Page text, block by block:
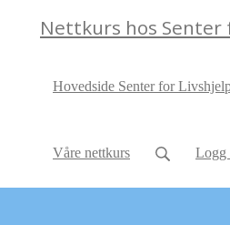
Nettkurs hos Senter
Hovedside Senter for
Våre nettkurs Logg